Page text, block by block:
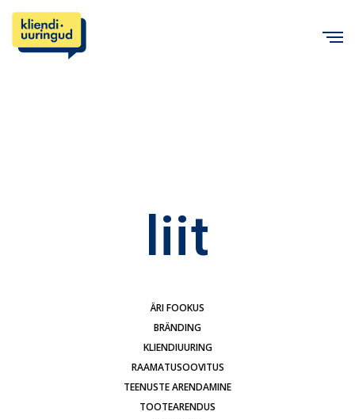
liit
ÄRI FOOKUS
BRÄNDING
KLIENDIUURING
RAAMATUSOOVITUS
TEENUSTE ARENDAMINE
TOOTEARENDUS